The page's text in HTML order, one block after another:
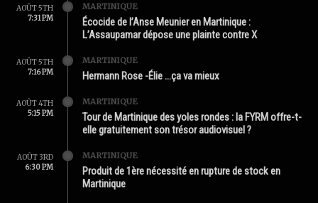
AOÛT 5TH
7:31 PM
MARTINIQUE
Écocide de l’Anse Meunier en Martinique :
L’Assaupamar dépose une plainte contre X
AOÛT 5TH
7:16 PM
MARTINIQUE
Hermann Rose -Élie …ça va mieux
AOÛT 4TH
5:15 PM
MARTINIQUE
Tour de Martinique des yoles rondes : la FYRM offre-t-
elle gratuitement son trésor audiovisuel ?
AOÛT 3RD
6:30 PM
MARTINIQUE
Produit de 1ère nécessité en rupture de stock en
Martinique